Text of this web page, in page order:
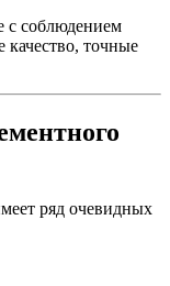
с соблюдением
качество, точные
ряд очевидных